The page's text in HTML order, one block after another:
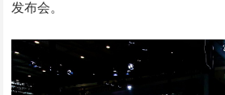
发布会。